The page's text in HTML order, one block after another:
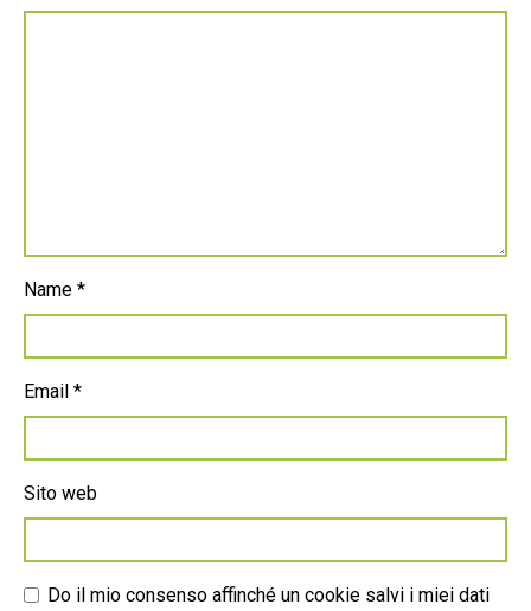
Name *
Email *
Sito web
Do il mio consenso affinché un cookie salvi i miei dati